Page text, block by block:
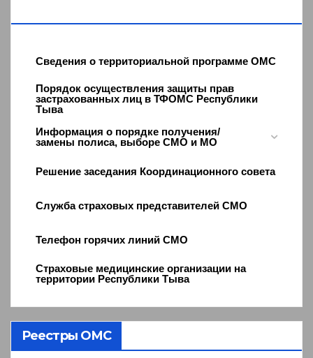
Сведения о территориальной программе ОМС
Порядок осуществления защиты прав
застрахованных лиц в ТФОМС Республики
Тыва
Информация о порядке получения/
замены полиса, выборе СМО и МО
Решение заседания Координационного совета
Служба страховых представителей СМО
Телефон горячих линий СМО
Страховые медицинские организации на
территории Республики Тыва
Реестры ОМС